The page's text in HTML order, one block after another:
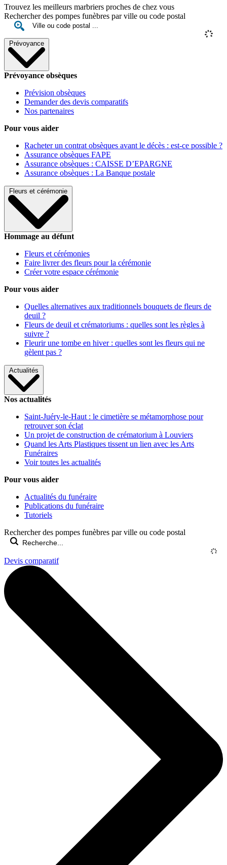
Trouvez les meilleurs marbriers proches de chez vous
Rechercher des pompes funèbres par ville ou code postal
Prévoyance
Prévoyance obsèques
Prévision obsèques
Demander des devis comparatifs
Nos partenaires
Pour vous aider
Racheter un contrat obsèques avant le décès : est-ce possible ?
Assurance obsèques FAPE
Assurance obsèques : CAISSE D’EPARGNE
Assurance obsèques : La Banque postale
Fleurs et cérémonie
Hommage au défunt
Fleurs et cérémonies
Faire livrer des fleurs pour la cérémonie
Créer votre espace cérémonie
Pour vous aider
Quelles alternatives aux traditionnels bouquets de fleurs de
deuil ?
Fleurs de deuil et crématoriums : quelles sont les règles à
suivre ?
Fleurir une tombe en hiver : quelles sont les fleurs qui ne
gèlent pas ?
Actualités
Nos actualités
Saint-Juéry-le-Haut : le cimetière se métamorphose pour
retrouver son éclat
Un projet de construction de crématorium à Louviers
Quand les Arts Plastiques tissent un lien avec les Arts
Funéraires
Voir toutes les actualités
Pour vous aider
Actualités du funéraire
Publications du funéraire
Tutoriels
Rechercher des pompes funèbres par ville ou code postal
Devis comparatif